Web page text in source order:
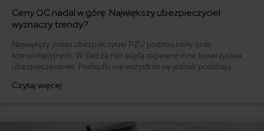
Ceny OC nadal w górę. Największy ubezpieczyciel
wyznaczy trendy?
Największy polski ubezpieczyciel PZU podnosi ceny polis
komunikacyjnych. W ślad za nim pójdą zapewne inne towarzystwa
ubezpieczeniowe. Podwyżki nie wszystkim się jednak podobają.
Czytaj więcej